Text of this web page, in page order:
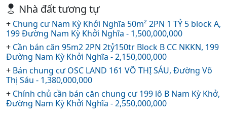
Nhà đất tương tự
+ Chung cư Nam Kỳ Khởi Nghĩa 50m² 2PN 1 TỶ 5 block A,
199 Đường Nam Kỳ Khởi Nghĩa - 1,500,000,000
+ Cần bán căn 95m2 2PN 2tỷ150tr Block B CC NKKN, 199
Đường Nam Kỳ Khởi Nghĩa - 2,150,000,000
+ Bán chung cư OSC LAND 161 VÕ THỊ SÁU, Đường Võ
Thị Sáu - 1,380,000,000
+ Chính chủ cần bán căn chung cư 199 lô B Nam Kỳ Khở,
Đường Nam Kỳ Khởi Nghĩa - 2,550,000,000